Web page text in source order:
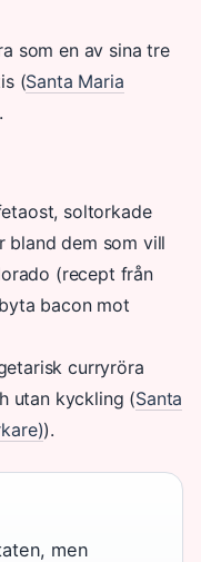
som en av sina tre
(Santa Maria
soltorkade
bland dem som vill
(recept från
bacon mot
curryröra
utan kyckling (Santa
).
men